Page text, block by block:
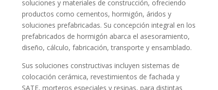
soluciones y materiales de construcción, ofreciendo
productos como cementos, hormigón, áridos y
soluciones prefabricadas. Su concepción integral en los
prefabricados de hormigón abarca el asesoramiento,
diseño, cálculo, fabricación, transporte y ensamblado.
Sus soluciones constructivas incluyen sistemas de
colocación cerámica, revestimientos de fachada y
SATE, morteros especiales y resinas, para distintas